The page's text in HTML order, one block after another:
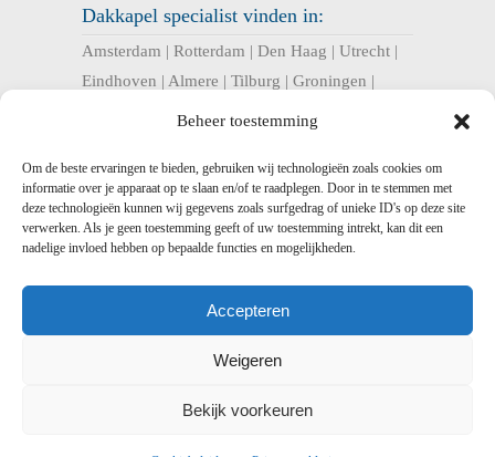
Beheer toestemming
Om de beste ervaringen te bieden, gebruiken wij technologieën zoals cookies om
informatie over je apparaat op te slaan en/of te raadplegen. Door in te stemmen met
deze technologieën kunnen wij gegevens zoals surfgedrag of unieke ID's op deze site
verwerken. Als je geen toestemming geeft of uw toestemming intrekt, kan dit een
nadelige invloed hebben op bepaalde functies en mogelijkheden.
Accepteren
Weigeren
Bekijk voorkeuren
Dakkapel specialist vinden in:
Amsterdam | Rotterdam | Den Haag | Utrecht |
Eindhoven | Almere | Tilburg | Groningen |
U bent hier:
Dakkapel Expres>Dakkapel Noord-Holland –
Castricum – Prefab, kunststof en houten
dakkapellen
Expres -- Voorwaarden